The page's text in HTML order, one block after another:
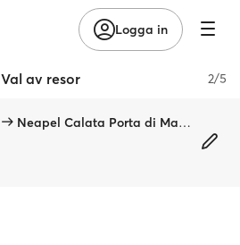
Logga in
Val av resor 2/5
Neapel Calata Porta di Massa